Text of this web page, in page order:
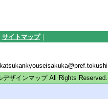
サイトマップ｜
ザインマップ All Rights Reserved.